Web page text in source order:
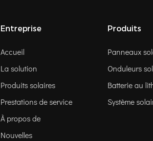
Entreprise
Accueil
La solution
Produits solaires
Prestations de service
À propos de
Nouvelles
Produits
Panneaux
Onduleurs
Batterie au
Système